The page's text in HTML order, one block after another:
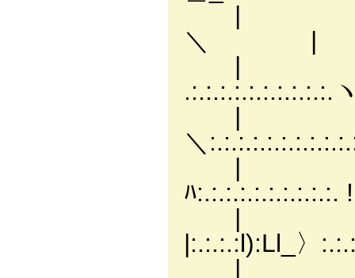
| | |
＼ |
| |
| | | /
＼
| |
ﾊ
| |
|:.:.:.:l):Ll_
| |